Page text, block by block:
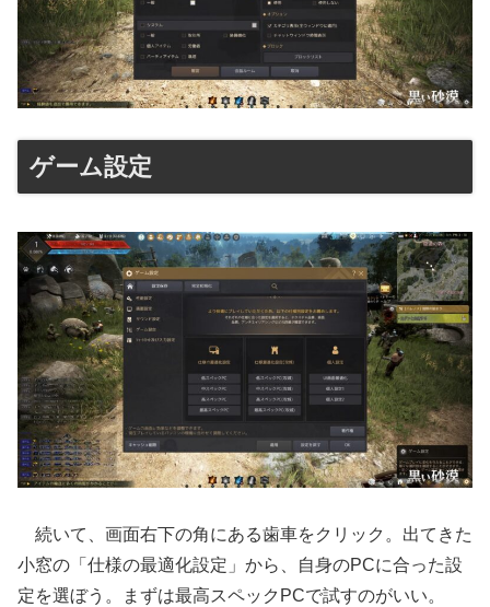
ゲーム設定
続いて、画面右下の角にある歯車をクリック。出てきた
小窓の「仕様の最適化設定」から、自身のPCに合った設
定を選ぼう。まずは最高スペックPCで試すのがいい。